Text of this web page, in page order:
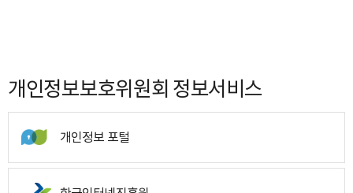
개인정보보호위원회 정보서비스
개인정보 포털